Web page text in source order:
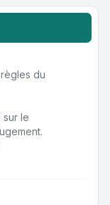
du
sur le